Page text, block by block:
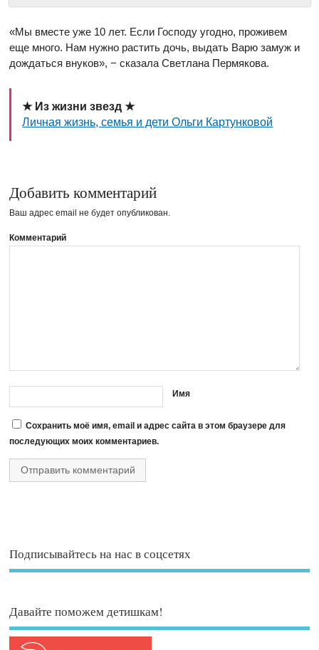
«Мы вместе уже 10 лет. Если Господу угодно, проживем
еще много. Нам нужно растить дочь, выдать Варю замуж и
дождаться внуков», − сказала Светлана Пермякова.
★ Из жизни звезд ★
Личная жизнь, семья и дети Ольги Картунковой
Добавить комментарий
Ваш адрес email не будет опубликован.
Комментарий
Имя
Сохранить моё имя, email и адрес сайта в этом браузере для
последующих моих комментариев.
Подписывайтесь на нас в соцсетях
Давайте поможем детишкам!